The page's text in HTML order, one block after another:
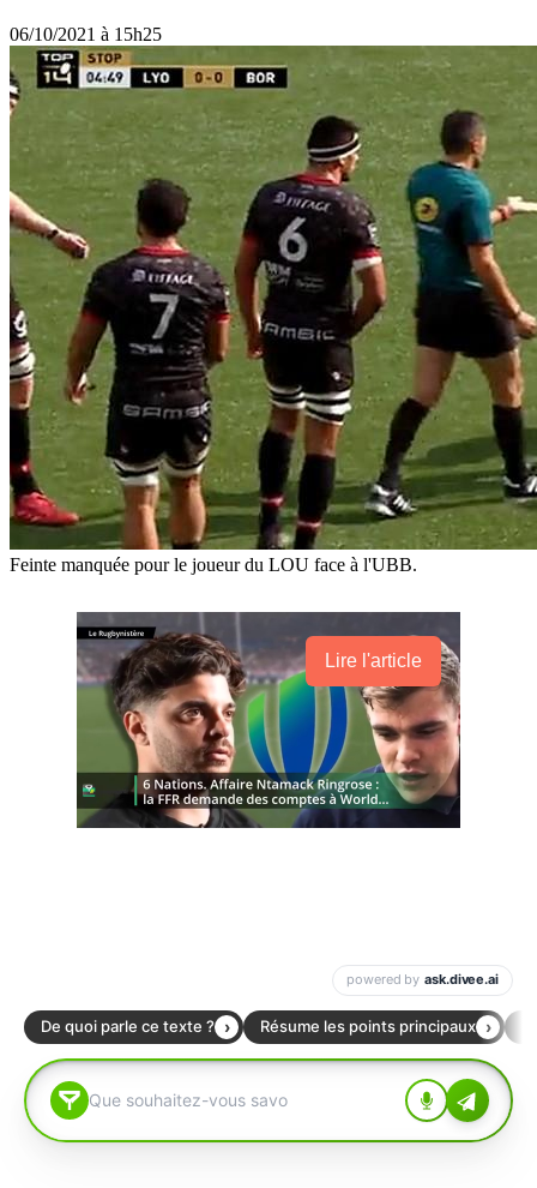
06/10/2021 à 15h25
Feinte manquée pour le joueur du LOU face à l'UBB.
Lire l'article